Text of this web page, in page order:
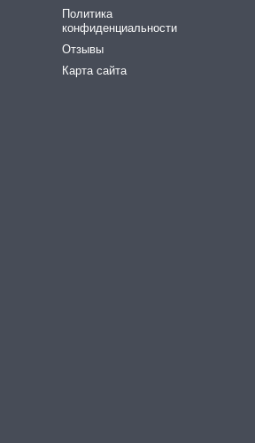
Политика
конфиденциальности
Отзывы
Карта сайта